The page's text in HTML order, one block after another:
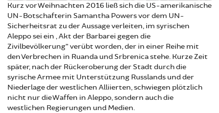
Kurz vor Weihnachten 2016 ließ sich die US-amerikanische
UN-Botschafterin Samantha Powers vor dem UN-
Sicherheitsrat zu der Aussage verleiten, im syrischen
Aleppo sei ein „Akt der Barbarei gegen die
Zivilbevölkerung“ verübt worden, der in einer Reihe mit
den Verbrechen in Ruanda und Srbrenica stehe. Kurze Zeit
später, nach der Rückeroberung der Stadt durch die
syrische Armee mit Unterstützung Russlands und der
Niederlage der westlichen Alliierten, schwiegen plötzlich
nicht nur die Waffen in Aleppo, sondern auch die
westlichen Regierungen und Medien.